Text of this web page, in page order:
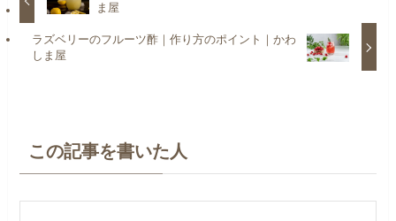
ま屋
ラズベリーのフルーツ酢｜作り方のポイント｜かわ
しま屋
この記事を書いた人